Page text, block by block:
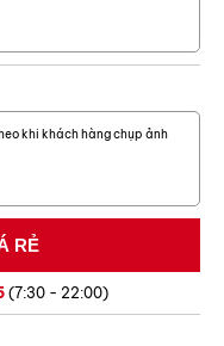
khi khách hàng chụp ảnh
(7:30 - 22:00)